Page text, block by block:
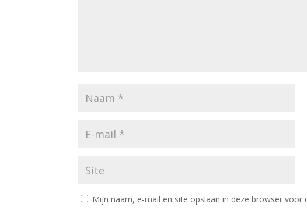
Mijn naam, e-mail en site opslaan in deze browser voor